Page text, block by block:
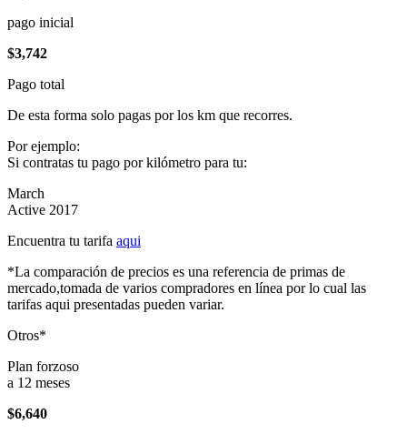
pago inicial
$3,742
Pago total
De esta forma solo pagas por los km que recorres.
Por ejemplo:
Si contratas tu pago por kilómetro para tu:
March
Active 2017
Encuentra tu tarifa aqui
*La comparación de precios es una referencia de primas de
mercado,tomada de varios compradores en línea por lo cual las
tarifas aqui presentadas pueden variar.
Otros*
Plan forzoso
a 12 meses
$6,640